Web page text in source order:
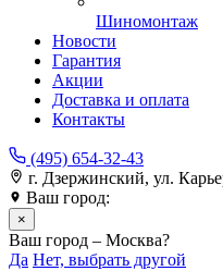
Шиномонтаж
Новости
Гарантия
Акции
Доставка и оплата
Контакты
(495) 654-32-43
г. Дзержинский, ул.
Ваш город:
×
Ваш город – Москва?
Да Нет, выбрать другой